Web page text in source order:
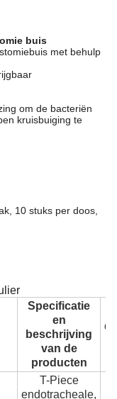
buis
met behulp
om de bacteriën
kruisbuiging te
10 stuks per doos,
Specificatie
en
beschrijving
van de
producten
T-Piece
endotracheale,